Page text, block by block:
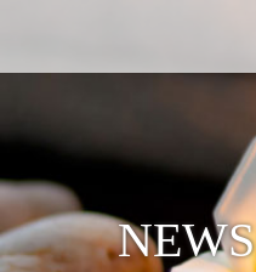
NEWS